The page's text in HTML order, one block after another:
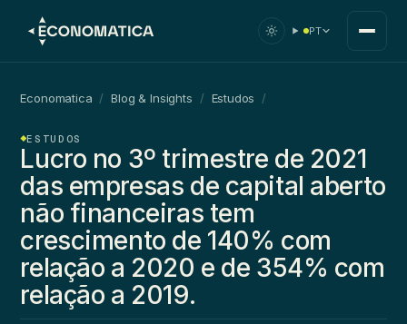
PT
Economatica / Blog & Insights / Estudos /
ESTUDOS
Lucro no 3º trimestre de 2021
das empresas de capital aberto
não financeiras tem
crescimento de 140% com
relação a 2020 e de 354% com
relação a 2019.